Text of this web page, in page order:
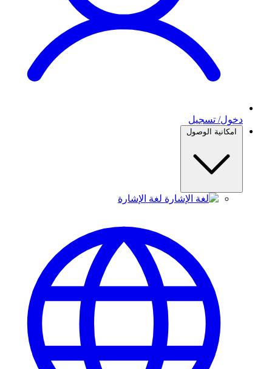
دخول/ تسجيل
امكانية الوصول
لغة الإشارة